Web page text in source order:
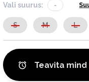
Vali suurus: -
S M L
Teavita mind